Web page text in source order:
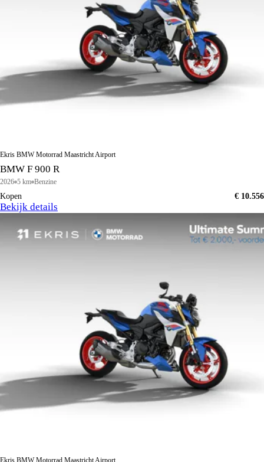
Ekris BMW Motorrad Maastricht Airport
BMW F 900 R
2026 5 km Benzine
Kopen € 10.556
Bekijk details
Ekris BMW Motorrad Maastricht Airport